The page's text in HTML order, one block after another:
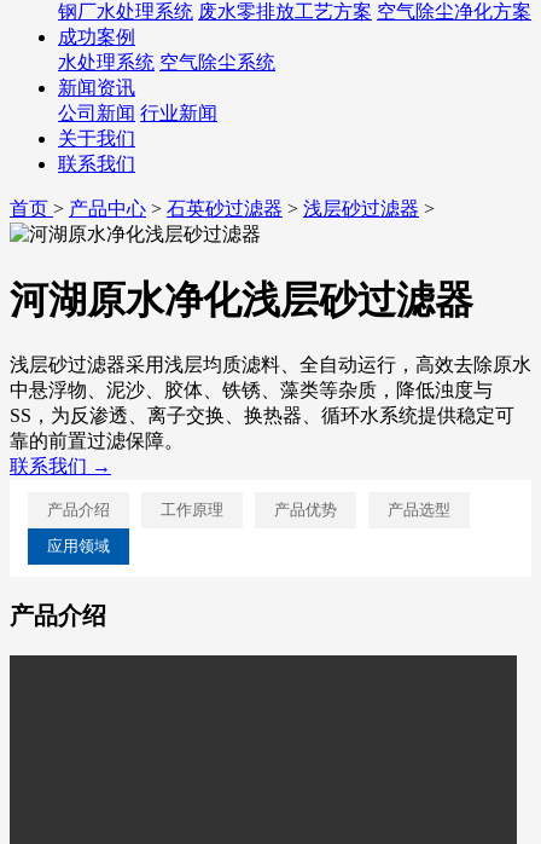
钢厂水处理系统 废水零排放工艺方案 空气除尘净化方案
成功案例
水处理系统 空气除尘系统
新闻资讯
公司新闻 行业新闻
关于我们
联系我们
首页 > 产品中心 > 石英砂过滤器 > 浅层砂过滤器 >
河湖原水净化浅层砂过滤器
浅层砂过滤器采用浅层均质滤料、全自动运行，高效去除原水
中悬浮物、泥沙、胶体、铁锈、藻类等杂质，降低浊度与
SS，为反渗透、离子交换、换热器、循环水系统提供稳定可
靠的前置过滤保障。
联系我们 →
产品介绍 工作原理 产品优势
产品选型
应用领域
产品介绍